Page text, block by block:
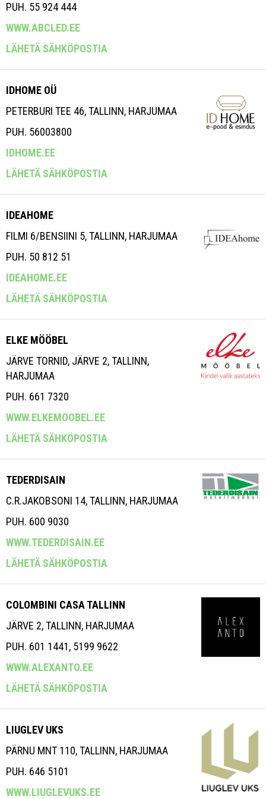
PUH. 55 924 444
WWW.ABCLED.EE
LÄHETÄ SÄHKÖPOSTIA
IDHOME OÜ
PETERBURI TEE 46, TALLINN, HARJUMAA
PUH. 56003800
IDHOME.EE
LÄHETÄ SÄHKÖPOSTIA
IDEAHOME
FILMI 6/BENSIINI 5, TALLINN, HARJUMAA
PUH. 50 812 51
IDEAHOME.EE
LÄHETÄ SÄHKÖPOSTIA
ELKE MÖÖBEL
JÄRVE TORNID, JÄRVE 2, TALLINN,
HARJUMAA
PUH. 661 7320
WWW.ELKEMOOBEL.EE
LÄHETÄ SÄHKÖPOSTIA
TEDERDISAIN
C.R.JAKOBSONI 14, TALLINN, HARJUMAA
PUH. 600 9030
WWW.TEDERDISAIN.EE
LÄHETÄ SÄHKÖPOSTIA
COLOMBINI CASA TALLINN
JÄRVE 2, TALLINN, HARJUMAA
PUH. 601 1441, 5199 9622
WWW.ALEXANTO.EE
LÄHETÄ SÄHKÖPOSTIA
LIUGLEV UKS
PÄRNU MNT 110, TALLINN, HARJUMAA
PUH. 646 5101
WWW.LIUGLEVUKS.EE